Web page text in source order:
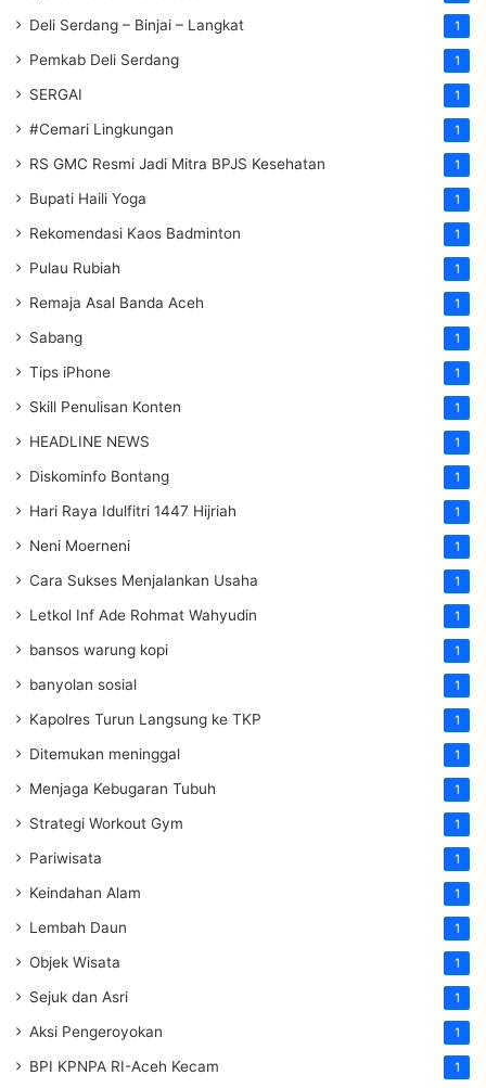
Deli Serdang – Binjai – Langkat 1
Pemkab Deli Serdang 1
SERGAI 1
#Cemari Lingkungan 1
RS GMC Resmi Jadi Mitra BPJS Kesehatan 1
Bupati Haili Yoga 1
Rekomendasi Kaos Badminton 1
Pulau Rubiah 1
Remaja Asal Banda Aceh 1
Sabang 1
Tips iPhone 1
Skill Penulisan Konten 1
HEADLINE NEWS 1
Diskominfo Bontang 1
Hari Raya Idulfitri 1447 Hijriah 1
Neni Moerneni 1
Cara Sukses Menjalankan Usaha 1
Letkol Inf Ade Rohmat Wahyudin 1
bansos warung kopi 1
banyolan sosial 1
Kapolres Turun Langsung ke TKP 1
Ditemukan meninggal 1
Menjaga Kebugaran Tubuh 1
Strategi Workout Gym 1
Pariwisata 1
Keindahan Alam 1
Lembah Daun 1
Objek Wisata 1
Sejuk dan Asri 1
Aksi Pengeroyokan 1
BPI KPNPA RI-Aceh Kecam 1